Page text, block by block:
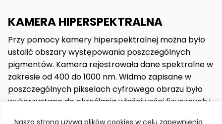
Nasza strona używa plików cookies w celu zapewnienia
KAMERA HIPERSPEKTRALNA
Przy pomocy kamery hiperspektralnej można było
ustalić obszary występowania poszczególnych
pigmentów. Kamera rejestrowała dane spektralne w
zakresie od 400 do 1000 nm. Widmo zapisane w
poszczególnych pikselach cyfrowego obrazu było
wykorzystane do określania właściwości fizycznych i